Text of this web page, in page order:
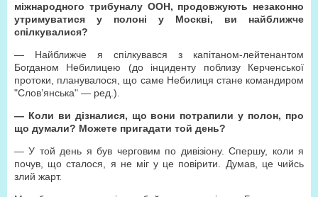
міжнародного трибуналу ООН, продовжують незаконно
утримуватися у полоні у Москві, ви найближче
спілкувалися?
— Найближче я спілкувався з капітаном-лейтенантом
Богданом Небилицею (до інциденту поблизу Керченської
протоки, планувалося, що саме Небилиця стане командиром
"Слов’янська" — ред.).
— Коли ви дізналися, що вони потрапили у полон, про
що думали? Можете пригадати той день?
— У той день я був черговим по дивізіону. Спершу, коли я
почув, що сталося, я не міг у це повірити. Думав, це чийсь
злий жарт.